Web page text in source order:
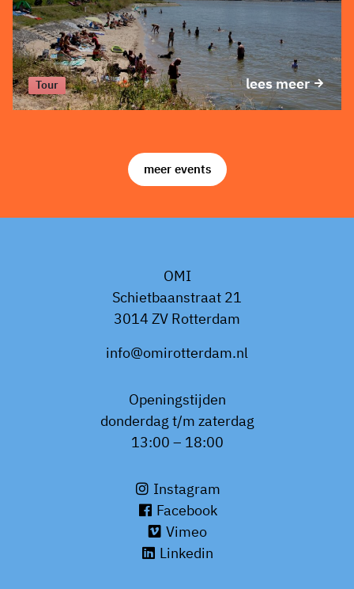
lees meer
Tour
meer events
OMI
Schietbaanstraat 21
3014 ZV Rotterdam
info@omirotterdam.nl
Openingstijden
donderdag t/m zaterdag
13:00 – 18:00
Instagram
Facebook
Vimeo
Linkedin